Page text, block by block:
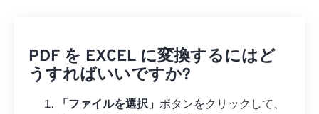
PDF を EXCEL に変換するにはど
うすればいいですか?
「ファイルを選択」 ボタンをクリックして、